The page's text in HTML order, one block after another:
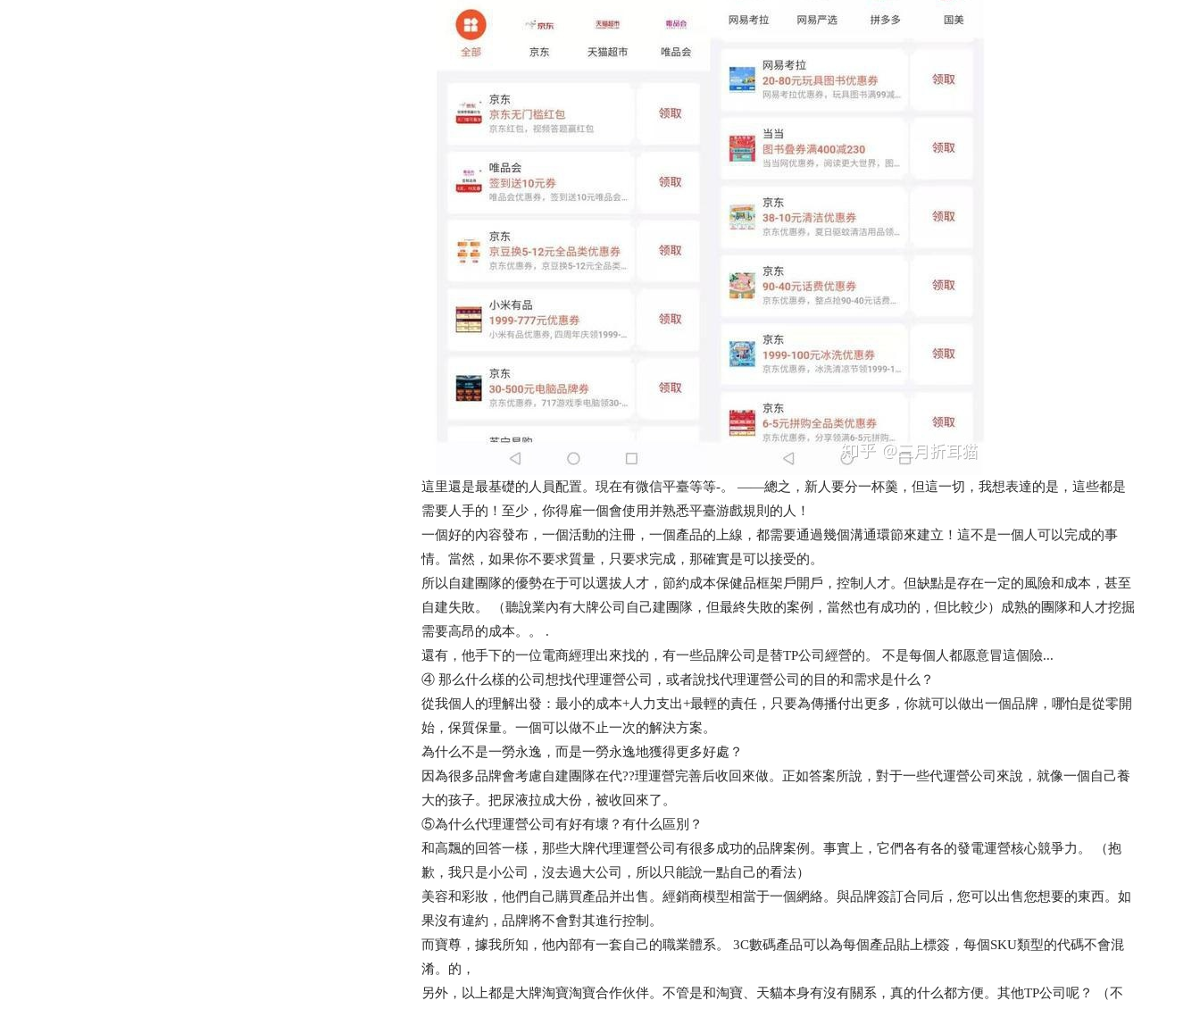
這里還是最基礎的人員配置。現在有微信平臺等等-。 ——總之，新人要分一杯羹，但這一切，我想表達的是，這些都是
需要人手的！至少，你得雇一個會使用并熟悉平臺游戲規則的人！
一個好的內容發布，一個活動的注冊，一個產品的上線，都需要通過幾個溝通環節來建立！這不是一個人可以完成的事
情。當然，如果你不要求質量，只要求完成，那確實是可以接受的。
所以自建團隊的優勢在于可以選拔人才，節約成本保健品框架戶開戶，控制人才。但缺點是存在一定的風險和成本，甚至
自建失敗。 （聽說業內有大牌公司自己建團隊，但最終失敗的案例，當然也有成功的，但比較少）成熟的團隊和人才挖掘
需要高昂的成本。。 .
還有，他手下的一位電商經理出來找的，有一些品牌公司是替TP公司經營的。 不是每個人都愿意冒這個險...
④ 那么什么樣的公司想找代理運營公司，或者說找代理運營公司的目的和需求是什么？
從我個人的理解出發：最小的成本+人力支出+最輕的責任，只要為傳播付出更多，你就可以做出一個品牌，哪怕是從零開
始，保質保量。一個可以做不止一次的解決方案。
為什么不是一勞永逸，而是一勞永逸地獲得更多好處？
因為很多品牌會考慮自建團隊在代??理運營完善后收回來做。正如答案所說，對于一些代運營公司來說，就像一個自己養
大的孩子。把尿液拉成大份，被收回來了。
⑤為什么代理運營公司有好有壞？有什么區別？
和高飄的回答一樣，那些大牌代理運營公司有很多成功的品牌案例。事實上，它們各有各的發電運營核心競爭力。 （抱
歉，我只是小公司，沒去過大公司，所以只能說一點自己的看法）
美容和彩妝，他們自己購買產品并出售。經銷商模型相當于一個網絡。與品牌簽訂合同后，您可以出售您想要的東西。如
果沒有違約，品牌將不會對其進行控制。
而寶尊，據我所知，他內部有一套自己的職業體系。 3C數碼產品可以為每個產品貼上標簽，每個SKU類型的代碼不會混
淆。的，
另外，以上都是大牌淘寶淘寶合作伙伴。不管是和淘寶、天貓本身有沒有關系，真的什么都方便。其他TP公司呢？ （不